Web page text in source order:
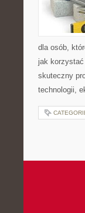
dla osób,
jak
skuteczny
technologii,